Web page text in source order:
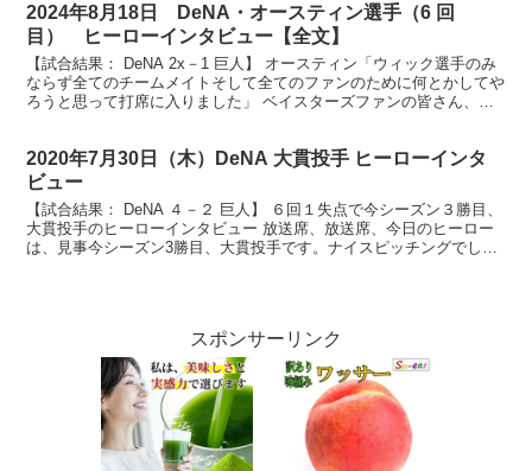
2024年8月18日 DeNA・オースティン選手（6 回
目） ヒーローインタビュー【全文】
【試合結果： DeNA 2x－1 巨人】 オースティン「ウィック選手のみ
ならず全てのチームメイトそして全てのファンのために何とかしてや
ろうと思って打席に入りました」 ベイスターズファンの皆さん、お
2020年7月30日（木）DeNA 大貫投手 ヒーローインタ
ビュー
【試合結果： DeNA ４－２ 巨人】 ６回１失点で今シーズン３勝目、
大貫投手のヒーローインタビュー 放送席、放送席、今日のヒーロー
は、見事今シーズン3勝目、大貫投手です。ナイスピッチングでし
スポンサーリンク